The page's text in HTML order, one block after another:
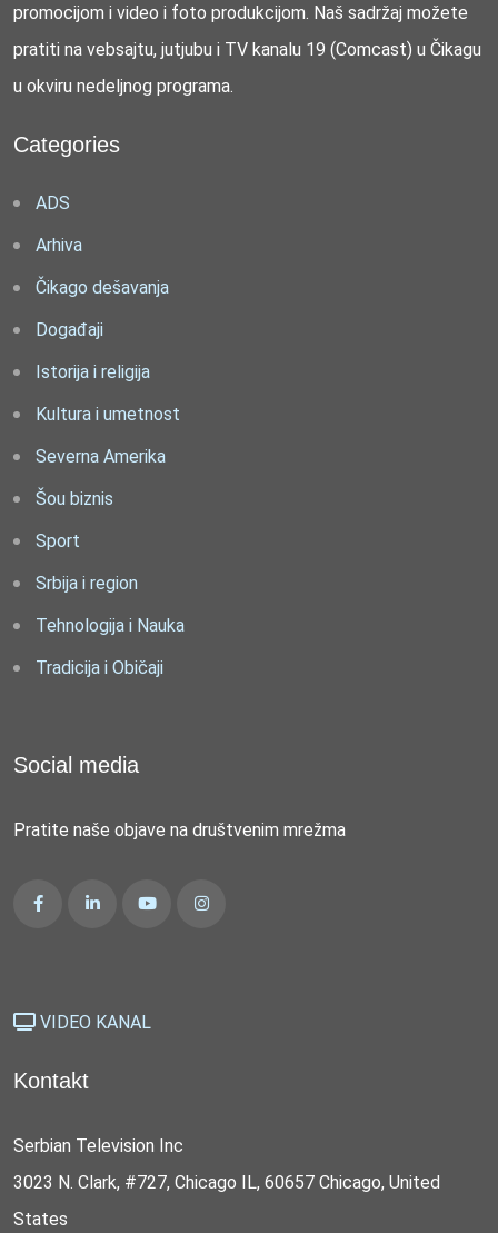
promocijom i video i foto produkcijom. Naš sadržaj možete
pratiti na vebsajtu, jutjubu i TV kanalu 19 (Comcast) u Čikagu
u okviru nedeljnog programa.
Categories
ADS
Arhiva
Čikago dešavanja
Događaji
Istorija i religija
Kultura i umetnost
Severna Amerika
Šou biznis
Sport
Srbija i region
Tehnologija i Nauka
Tradicija i Običaji
Social media
Pratite naše objave na društvenim mrežma
VIDEO KANAL
Kontakt
Serbian Television Inc
3023 N. Clark, #727, Chicago IL, 60657 Chicago, United
States